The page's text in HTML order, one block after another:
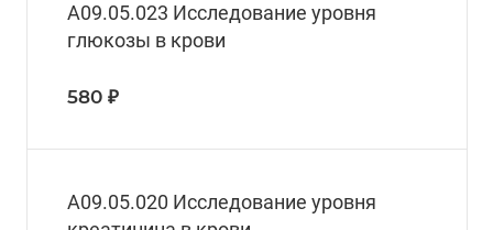
A09.05.023 Исследование уровня
глюкозы в крови
580 ₽
A09.05.020 Исследование уровня